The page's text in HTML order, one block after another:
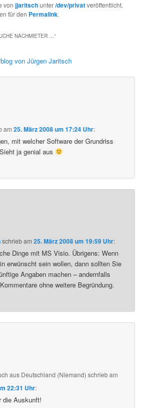
vonjjaritschunter/dev/privatveröffentlicht.
für den Permalink.
NACHMIETER …“
von Jürgen Jaritsch
am25. März 2008 um 17:24 Uhr:
mit welcher Software der Grundriss
ja genial aus
schriebam25. März 2008 um 19:59 Uhr:
Dinge mit MS Visio. Übrigens: Wenn
erwünscht sein wollen, dann sollten Sie
Angaben machen – andernfalls
ohne weitere Begründung.
aus Deutschland (Niemand) schriebam
22:31 Uhr:
die Auskunft!